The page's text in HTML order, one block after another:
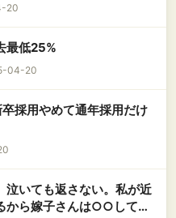
20
最低25%
04-20
採用やめて通年採用だけ
泣いても返さない。私が近
から嫁子さんは○○してき